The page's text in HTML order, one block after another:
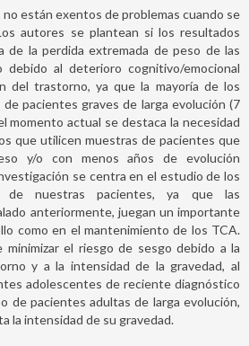
están exentos de problemas cuando se
autores se plantean si los resultados
de la perdida extremada de peso de las
debido al deterioro cognitivo/emocional
del trastorno, ya que la mayoría de los
pacientes graves de larga evolución (7
momento actual se destaca la necesidad
que utilicen muestras de pacientes que
y/o con menos años de evolución
se centra en el estudio de los
de nuestras pacientes, ya que las
anteriormente, juegan un importante
como en el mantenimiento de los TCA.
el riesgo de sesgo debido a la
y a la intensidad de la gravedad, al
adolescentes de reciente diagnóstico
de pacientes adultas de larga evolución,
la intensidad de su gravedad.